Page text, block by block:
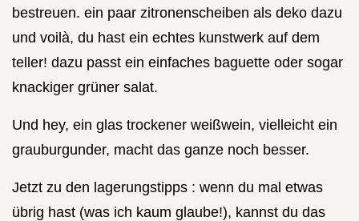
bestreuen. ein paar zitronenscheiben als deko dazu
und voilà, du hast ein echtes kunstwerk auf dem
teller! dazu passt ein einfaches baguette oder sogar
knackiger grüner salat.
Und hey, ein glas trockener weißwein, vielleicht ein
grauburgunder, macht das ganze noch besser.
Jetzt zu den lagerungstipps : wenn du mal etwas
übrig hast (was ich kaum glaube!), kannst du das